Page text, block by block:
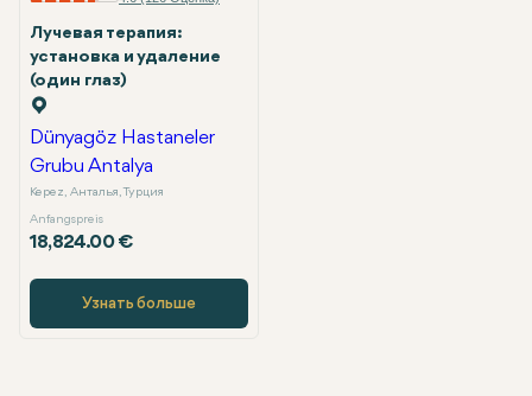
Лучевая терапия:
установка и удаление
(один глаз)
Dünyagöz Hastaneler
Grubu Antalya
Kepez, Анталья, Турция
Anfangspreis
18,824.00 €
Узнать больше